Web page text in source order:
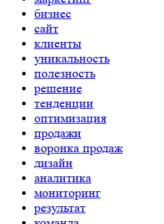
оптимизация
продажи
воронка продаж
дизайн
аналитика
мониторинг
результат
команда
тренды
контент
наполнение
разработка
SEO
b2b
факторы